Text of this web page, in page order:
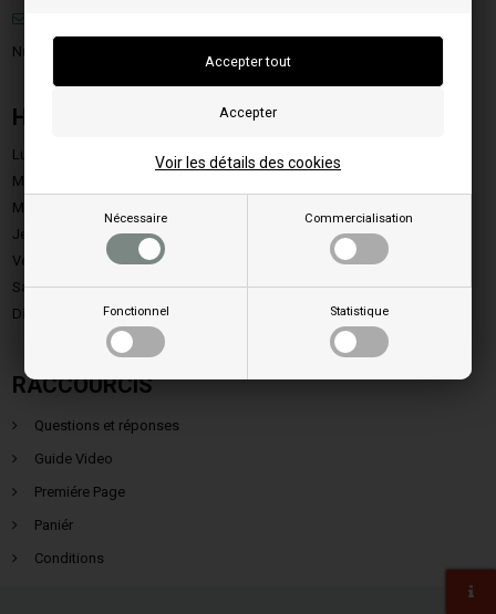
Nécessaire Commercialisation
Fonctionnel Statistique
Voir les détails des cookies
Numéro Fiscal: DK-35862803
HEURES D'OUVERTURE
Lundi:
9.00 - 15.00
Mardi:
Mercredi:
Jeudi:
9.00 - 15.00
Vendredi:
9.00 - 13.00
Samedi:
Fermé
Dimanche:
Fermé
RACCOURCIS
Questions et réponses
Guide Video
Premiére Page
Paniér
Conditions